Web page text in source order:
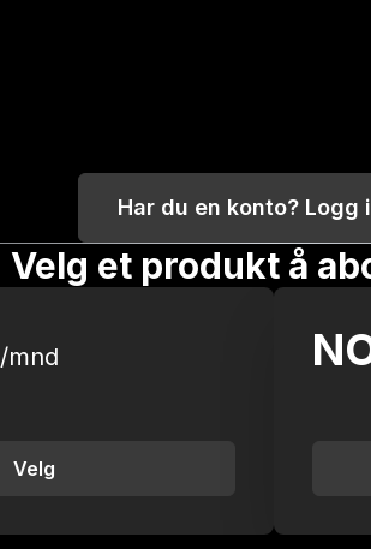
Har du en konto? Logg
Velg et produkt å
/mnd
Velg